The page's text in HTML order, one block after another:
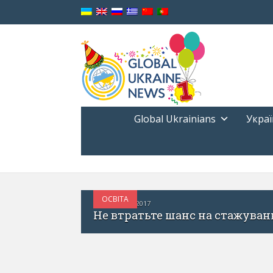
Global Ukrainians
ВІДОМІ УКРАЇНЦІ
СЕРПЕНЬ 31, 2017
24 емігранти, які